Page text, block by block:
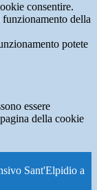
consentire.
della
potete
essere
della cookie
Sant'Elpidio a